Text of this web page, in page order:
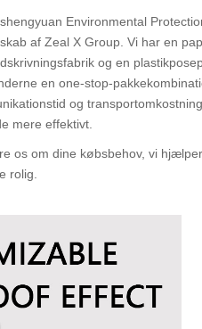
Environmental
af Zeal X Group. Vi har en
og en
en one-stop-
og
mere effektivt.
os om dine købsbehov, vi
rolig.